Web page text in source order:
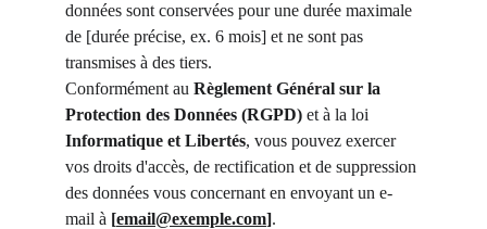
données sont conservées pour une durée maximale
de [durée précise, ex. 6 mois] et ne sont pas
transmises à des tiers.
Conformément au Règlement Général sur la
Protection des Données (RGPD) et à la loi
Informatique et Libertés, vous pouvez exercer
vos droits d'accès, de rectification et de suppression
des données vous concernant en envoyant un e-
mail à [email@exemple.com].